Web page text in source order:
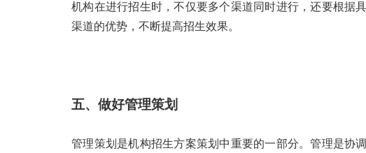
机构在进行招生时，不仅要多个渠道同时进行，还要根据
渠道的优势，不断提高招生效果。
五、做好管理策划
管理策划是机构招生方案策划中重要的一部分。管理是协